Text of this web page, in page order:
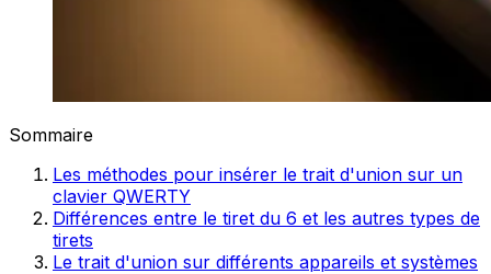
Sommaire
Les méthodes pour insérer le trait d'union sur un
clavier QWERTY
Différences entre le tiret du 6 et les autres types de
tirets
Le trait d'union sur différents appareils et systèmes